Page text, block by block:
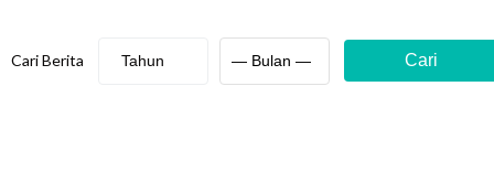
Cari Berita Cari